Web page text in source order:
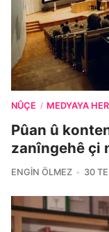
NÛÇE / MEDYAYA
Pûan û
zanîngehê çi
ENGIN ÖLMEZ 30